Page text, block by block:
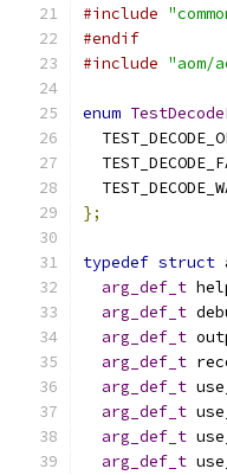
#include
#endif
#include "aom/
enum
};
typedef struct
arg_def_t
arg_def_t
arg_def_t
arg_def_t
arg_def_t
arg_def_t
arg_def_t
arg_def_t